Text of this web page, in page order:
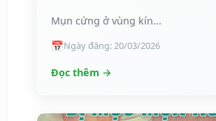
Mụn cứng ở vùng kín...
Ngày đăng: 20/03/2026
Đọc thêm →